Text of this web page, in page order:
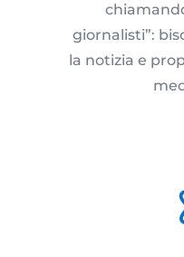
giornalisti”:
la notizia e